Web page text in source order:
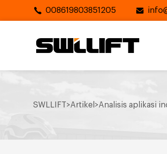
008619803851205
SWLLIFT>Artikel >Analisis aplikasi